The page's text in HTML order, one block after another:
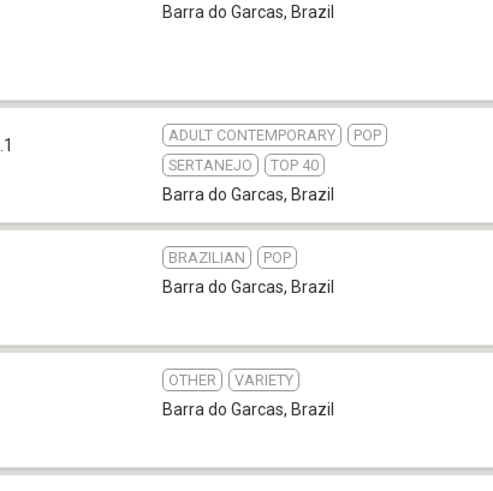
Barra do Garcas, Brazil
ADULT CONTEMPORARY
POP
SERTANEJO
TOP 40
Barra do Garcas, Brazil
BRAZILIAN POP
Barra do Garcas, Brazil
OTHER VARIETY
Barra do Garcas, Brazil